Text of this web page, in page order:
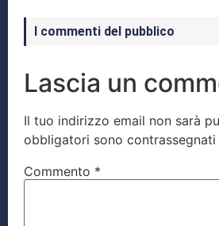
I commenti del pubblico
Lascia un
Il tuo indirizzo email non sarà
obbligatori sono contrassegnati
Commento *